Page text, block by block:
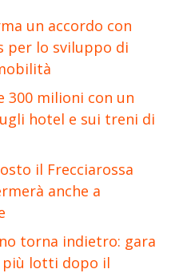
un accordo con
per lo sviluppo di
300 milioni con un
hotel e sui treni di
il Frecciarossa
anche a
torna indietro: gara
più lotti dopo il